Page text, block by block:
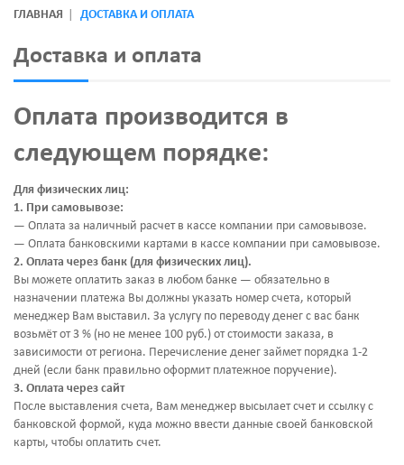
ГЛАВНАЯ
О КОМПАНИИ
НОВОСТИ
КОНТАКТЫ
ГЛАВНАЯ ДОСТАВКА И ОПЛАТА
Доставка и оплата
Оплата производится в
следующем порядке:
Для физических лиц:
1. При самовывозе:
— Оплата за наличный расчет в кассе компании при самовывозе.
— Оплата банковскими картами в кассе компании при самовывозе.
2. Оплата через банк (для физических лиц).
Вы можете оплатить заказ в любом банке — обязательно в
назначении платежа Вы должны указать номер счета, который
менеджер Вам выставил. За услугу по переводу денег с вас банк
возьмёт от 3 % (но не менее 100 руб.) от стоимости заказа, в
зависимости от региона. Перечисление денег займет порядка 1-2
дней (если банк правильно оформит платежное поручение).
3. Оплата через сайт
После выставления счета, Вам менеджер высылает счет и ссылку с
банковской формой, куда можно ввести данные своей банковской
карты, чтобы оплатить счет.